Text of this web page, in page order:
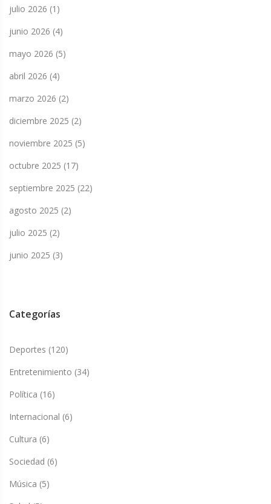
julio 2026 (1)
junio 2026 (4)
mayo 2026 (5)
abril 2026 (4)
marzo 2026 (2)
diciembre 2025 (2)
noviembre 2025 (5)
octubre 2025 (17)
septiembre 2025 (22)
agosto 2025 (2)
julio 2025 (2)
junio 2025 (3)
Categorías
Deportes (120)
Entretenimiento (34)
Política (16)
Internacional (6)
Cultura (6)
Sociedad (6)
Música (5)